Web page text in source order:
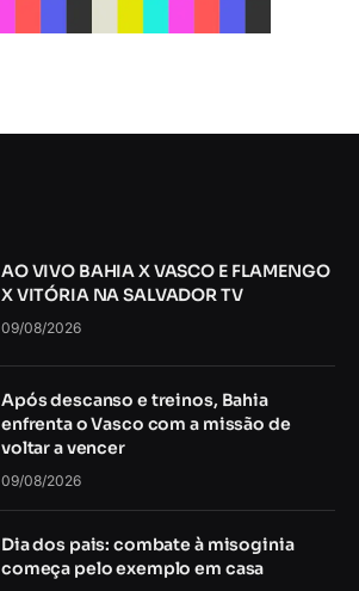
AO VIVO BAHIA X VASCO E FLAMENGO
X VITÓRIA NA SALVADOR TV
09/08/2026
Após descanso e treinos, Bahia
enfrenta o Vasco com a missão de
voltar a vencer
09/08/2026
Dia dos pais: combate à misoginia
começa pelo exemplo em casa